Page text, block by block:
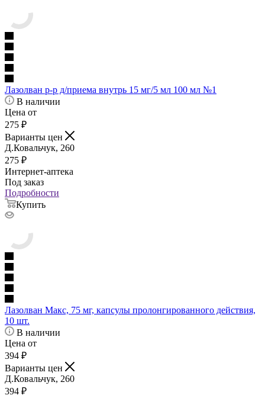
Лазолван р-р д/приема внутрь 15 мг/5 мл 100 мл №1
В наличии
Цена от
275 ₽
Варианты цен
Д.Ковальчук, 260
275 ₽
Интернет-аптека
Под заказ
Подробности
Купить
Лазолван Макс, 75 мг, капсулы пролонгированного действия,
10 шт.
В наличии
Цена от
394 ₽
Варианты цен
Д.Ковальчук, 260
394 ₽